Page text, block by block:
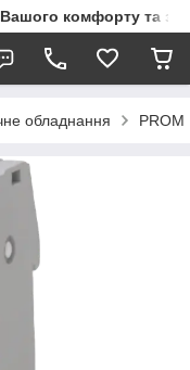
комфорту та
обладнання PROM